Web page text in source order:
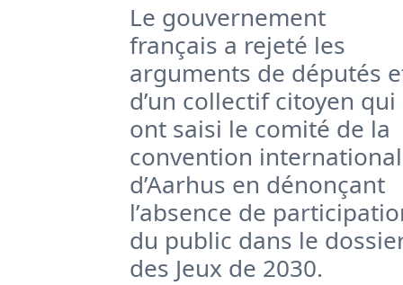
Le gouvernement
français a rejeté les
arguments de députés
d’un collectif citoyen qui
ont saisi le comité de la
convention
d’Aarhus en dénonçant
l’absence de
du public dans le
des Jeux de 2030.